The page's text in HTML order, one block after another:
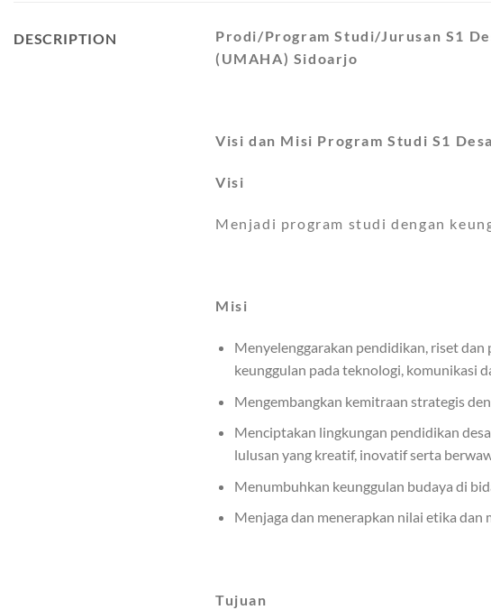
DESCRIPTION
Prodi/Program Studi/Jurusan S1
(UMAHA) Sidoarjo
Visi dan Misi Program Studi S1
Visi
Menjadi program studi dengan
Misi
Menyelenggarakan pendidikan, riset
keunggulan pada teknologi, komunikasi
Mengembangkan kemitraan strategis
Menciptakan lingkungan pendidikan
lulusan yang kreatif, inovatif serta
Menumbuhkan keunggulan budaya di
Menjaga dan menerapkan nilai etika dan
Tujuan